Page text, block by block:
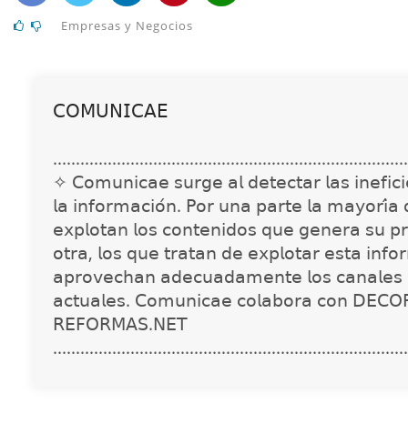
Empresas y Negocios
𝖢𝖮𝖬𝖴𝖭𝖨𝖢𝖠𝖤
✧ 𝖢𝗈𝗆𝗎𝗇𝗂𝖼𝖺𝖾 𝗌𝗎𝗋𝗀𝖾 𝖺𝗅 𝖽𝖾𝗍𝖾𝖼𝗍𝖺𝗋 𝗅𝖺𝗌
𝗅𝖺 𝗂𝗇𝖿𝗈𝗋𝗆𝖺𝖼𝗂𝗈́𝗇. 𝖯𝗈𝗋 𝗎𝗇𝖺 𝗉𝖺𝗋𝗍𝖾 𝗅𝖺
𝖾𝗑𝗉𝗅𝗈𝗍𝖺𝗇 𝗅𝗈𝗌 𝖼𝗈𝗇𝗍𝖾𝗇𝗂𝖽𝗈𝗌 𝗊𝗎𝖾 𝗀𝖾𝗇𝖾𝗋𝖺 𝗌𝗎
𝗈𝗍𝗋𝖺, 𝗅𝗈𝗌 𝗊𝗎𝖾 𝗍𝗋𝖺𝗍𝖺𝗇 𝖽𝖾 𝖾𝗑𝗉𝗅𝗈𝗍𝖺𝗋 𝖾𝗌𝗍𝖺
𝖺𝗉𝗋𝗈𝗏𝖾𝖼𝗁𝖺𝗇 𝖺𝖽𝖾𝖼𝗎𝖺𝖽𝖺𝗆𝖾𝗇𝗍𝖾 𝗅𝗈𝗌
𝖺𝖼𝗍𝗎𝖺𝗅𝖾𝗌. 𝖢𝗈𝗆𝗎𝗇𝗂𝖼𝖺𝖾 𝖼𝗈𝗅𝖺𝖻𝗈𝗋𝖺 𝖼𝗈𝗇
𝖱𝖤𝖥𝖮𝖱𝖬𝖠𝖲.𝖭𝖤𝖳